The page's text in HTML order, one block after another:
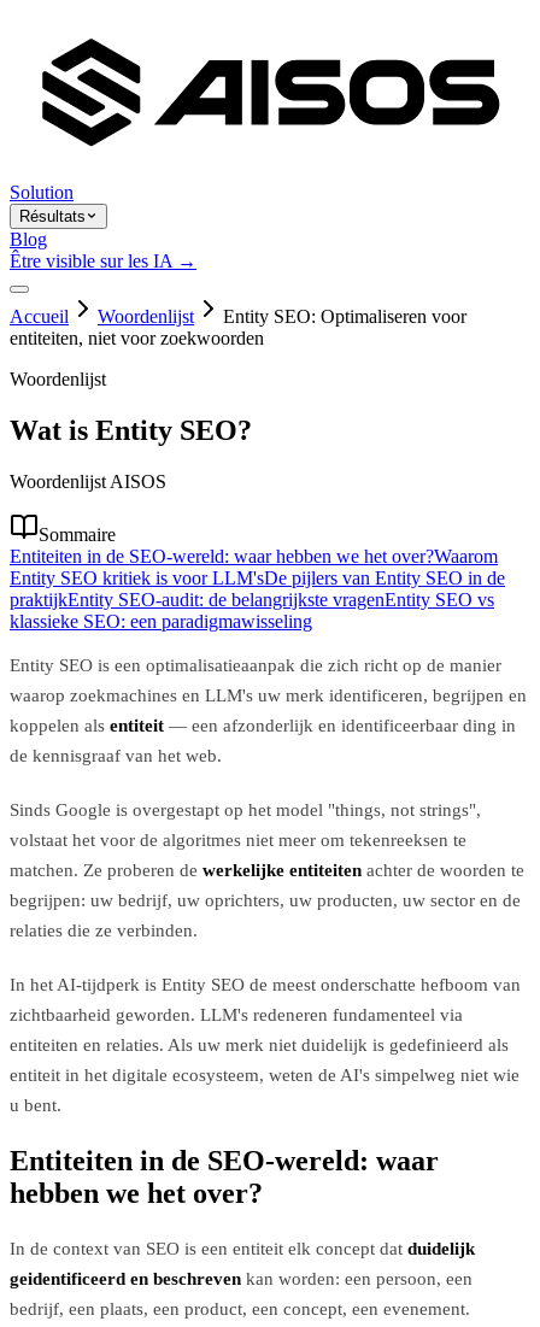
Solution
Résultats
Blog
Être visible sur les IA →
Accueil Woordenlijst
Entity SEO: Optimaliseren voor
entiteiten, niet voor zoekwoorden
Woordenlijst
Wat is Entity SEO?
Woordenlijst AISOS
Sommaire
Entiteiten in de SEO-wereld: waar hebben we het over?Waarom
Entity SEO kritiek is voor LLM'sDe pijlers van Entity SEO in de
praktijkEntity SEO-audit: de belangrijkste vragenEntity SEO vs
klassieke SEO: een paradigmawisseling
Entity SEO is een optimalisatieaanpak die zich richt op de manier
waarop zoekmachines en LLM's uw merk identificeren, begrijpen en
koppelen als entiteit — een afzonderlijk en identificeerbaar ding in
de kennisgraaf van het web.
Sinds Google is overgestapt op het model "things, not strings",
volstaat het voor de algoritmes niet meer om tekenreeksen te
matchen. Ze proberen de werkelijke entiteiten achter de woorden te
begrijpen: uw bedrijf, uw oprichters, uw producten, uw sector en de
relaties die ze verbinden.
In het AI-tijdperk is Entity SEO de meest onderschatte hefboom van
zichtbaarheid geworden. LLM's redeneren fundamenteel via
entiteiten en relaties. Als uw merk niet duidelijk is gedefinieerd als
entiteit in het digitale ecosysteem, weten de AI's simpelweg niet wie
u bent.
Entiteiten in de SEO-wereld: waar
hebben we het over?
In de context van SEO is een entiteit elk concept dat duidelijk
geidentificeerd en beschreven kan worden: een persoon, een
bedrijf, een plaats, een product, een concept, een evenement.